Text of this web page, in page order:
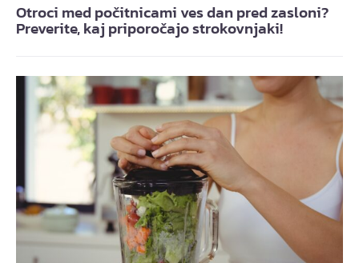
Otroci med počitnicami ves dan pred zasloni?
Preverite, kaj priporočajo strokovnjaki!